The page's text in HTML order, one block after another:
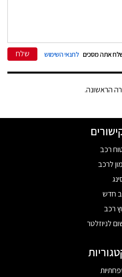
אתה מסכים לתנאי השימוש שלח
הראשונה.
רכב
לרכב
חדש
רכב
לניוזלטר